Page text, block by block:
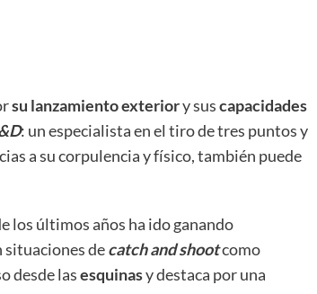
su lanzamiento exteriory suscapacidades
: un especialista en el tiro de tres puntos y
a su corpulencia y físico, también puede
los últimos años ha ido ganando
decatch and shootcomo
desde lasesquinasy destaca por una